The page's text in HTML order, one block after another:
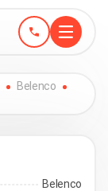
Belenco
Belenco